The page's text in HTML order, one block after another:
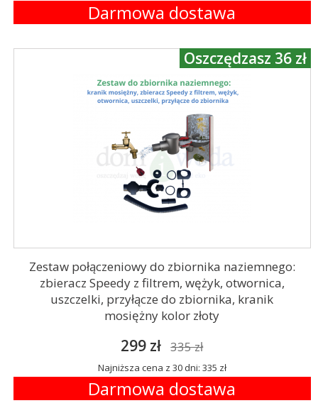
Darmowa dostawa
Zestaw połączeniowy do zbiornika naziemnego:
zbieracz Speedy z filtrem, wężyk, otwornica,
uszczelki, przyłącze do zbiornika, kranik
mosiężny kolor złoty
299 zł 335 zł
Najniższa cena z 30 dni: 335 zł
Darmowa dostawa
Oszczędzasz 36 zł